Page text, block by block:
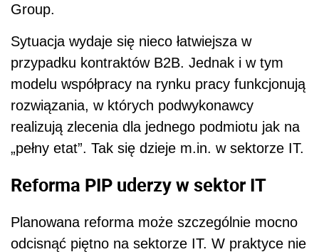
Group.
Sytuacja wydaje się nieco łatwiejsza w
przypadku kontraktów B2B. Jednak i w tym
modelu współpracy na rynku pracy funkcjonują
rozwiązania, w których podwykonawcy
realizują zlecenia dla jednego podmiotu jak na
„pełny etat”. Tak się dzieje m.in. w sektorze IT.
Reforma PIP uderzy w sektor IT
Planowana reforma może szczególnie mocno
odcisnąć piętno na sektorze IT. W praktyce nie